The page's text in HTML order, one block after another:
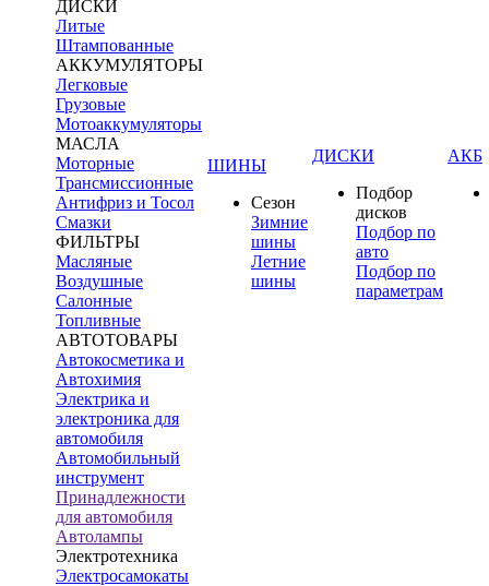
ДИСКИ
Литые
Штампованные
АККУМУЛЯТОРЫ
Легковые
Грузовые
Мотоаккумуляторы
МАСЛА
Моторные
Трансмиссионные
Антифриз и Тосол
Смазки
ФИЛЬТРЫ
Масляные
Воздушные
Салонные
Топливные
АВТОТОВАРЫ
Автокосметика и
Автохимия
Электрика и
электроника для
автомобиля
Автомобильный
инструмент
Принадлежности
для автомобиля
Автолампы
Электротехника
Электросамокаты
ШИНЫ
Сезон
Зимние
шины
Летние
шины
ДИСКИ
Подбор
дисков
Подбор по
авто
Подбор по
параметрам
АКБ